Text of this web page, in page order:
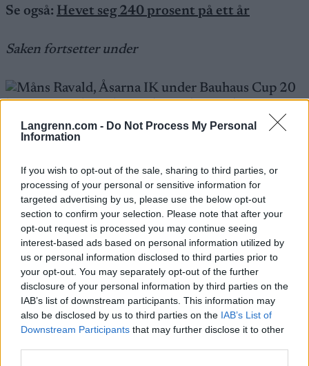
Langrenn.com - Do Not Process My Personal
Information
If you wish to opt-out of the sale, sharing to third parties, or
processing of your personal or sensitive information for
targeted advertising by us, please use the below opt-out
section to confirm your selection. Please note that after your
opt-out request is processed you may continue seeing
interest-based ads based on personal information utilized by
us or personal information disclosed to third parties prior to
your opt-out. You may separately opt-out of the further
disclosure of your personal information by third parties on the
IAB’s list of downstream participants. This information may
also be disclosed by us to third parties on the IAB’s List of
Downstream Participants that may further disclose it to other
Se også: Hevet seg 240 prosent på ett år
Saken fortsetter under
Måns Ravald flytter til Norge for å trene med de beste i
Vil helst gå Norgescup
Nå er målet å ta seg til U23-VM i januar. Det betyr
at Ravald må prioritere konkurranser i Sverige
første del av sesongen for å bli vurdert i uttaket.
Men etterpå vil han helst gå Norgescup.
– Vi må jo være ærlig. Det er mye større bredde i
Norge, mye høyere nivå generelt. Og det er mange
flere utviklingsmiljøer som holder høyt nivå. Å få